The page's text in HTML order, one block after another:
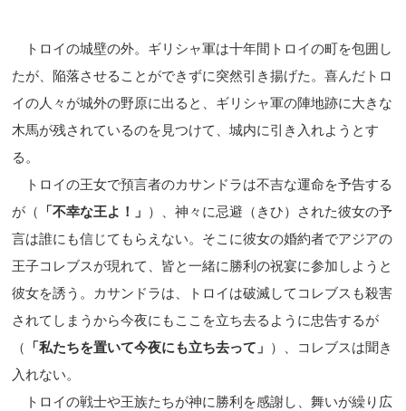
トロイの城壁の外。ギリシャ軍は十年間トロイの町を包囲し
たが、陥落させることができずに突然引き揚げた。喜んだトロ
イの人々が城外の野原に出ると、ギリシャ軍の陣地跡に大きな
木馬が残されているのを見つけて、城内に引き入れようとす
る。
トロイの王女で預言者のカサンドラは不吉な運命を予告する
が（
「不幸な王よ！」 ）、神々に忌避（きひ）された彼女の予
言は誰にも信じてもらえない。そこに彼女の婚約者でアジアの
王子コレブスが現れて、皆と一緒に勝利の祝宴に参加しようと
彼女を誘う。カサンドラは、トロイは破滅してコレブスも殺害
されてしまうから今夜にもここを立ち去るように忠告するが
（
「私たちを置いて今夜にも立ち去って」 ）、コレブスは聞き
入れない。
トロイの戦士や王族たちが神に勝利を感謝し、舞いが繰り広